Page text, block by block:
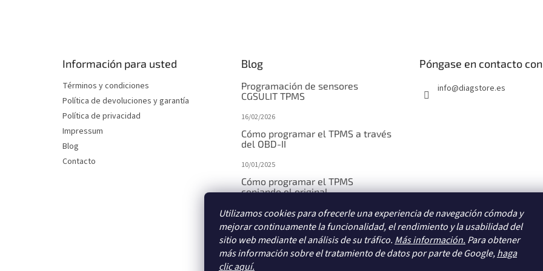
Utilizamos cookies para ofrecerle una experiencia de navegación cómoda y
mejorar continuamente la funcionalidad, el rendimiento y la usabilidad del
sitio web mediante el análisis de su tráfico. Más información. Para obtener
más información sobre el tratamiento de datos por parte de Google,haga
clic aquí.
Información para usted
Términos y condiciones
Política de devoluciones y garantía
Política de privacidad
Impressum
Blog
Contacto
Blog
Programación de sensores
CGSULIT TPMS
16/02/2026
Cómo programar el TPMS a través
del OBD-II
10/01/2025
Cómo programar el TPMS
copiando el original
10/01/2025
Cómo programar el TPMS
mediante introducción manual
10/01/2025
Póngase en contacto con
info@diagstore.es